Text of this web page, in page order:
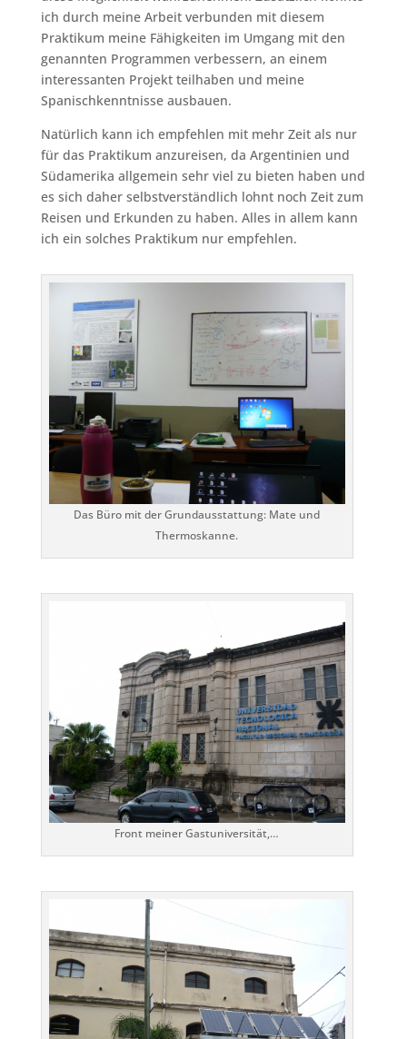
ich durch meine Arbeit verbunden mit diesem
Praktikum meine Fähigkeiten im Umgang mit den
genannten Programmen verbessern, an einem
interessanten Projekt teilhaben und meine
Spanischkenntnisse ausbauen.
Natürlich kann ich empfehlen mit mehr Zeit als nur
für das Praktikum anzureisen, da Argentinien und
Südamerika allgemein sehr viel zu bieten haben und
es sich daher selbstverständlich lohnt noch Zeit zum
Reisen und Erkunden zu haben. Alles in allem kann
ich ein solches Praktikum nur empfehlen.
Das Büro mit der Grundausstattung: Mate und
Thermoskanne.
Front meiner Gastuniversität,…